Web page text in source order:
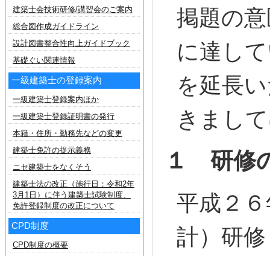
掲題の
に達し
を延長
きまし
１ 研修
平成２
計）研修
建築士会技術研修/講習会のご案内
総合図作成ガイドライン
設計図書整合性向上ガイドブック
基礎ぐい関連情報
一級建築士の登録案内
一級建築士登録案内ほか
一級建築士登録証明書の発行
本籍・住所・勤務先などの変更
建築士免許の提示義務
ニセ建築士をなくそう
建築士法の改正（施行日：令和2年
3月1日）に伴う建築士試験制度、
免許登録制度の改正について
CPD制度
CPD制度の概要